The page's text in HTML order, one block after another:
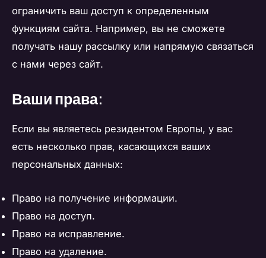
ограничить ваш доступ к определенным
функциям сайта. Например, вы не сможете
получать нашу рассылку или напрямую связаться
с нами через сайт.
Ваши права:
Если вы являетесь резидентом Европы, у вас
есть несколько прав, касающихся ваших
персональных данных:
Право на получение информации.
Право на доступ.
Право на исправление.
Право на удаление.